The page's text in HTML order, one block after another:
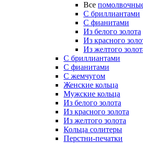
Все
С бриллиантами
С фианитами
Из белого золота
Из красного
Из желтого
С бриллиантами
С фианитами
С жемчугом
Женские кольца
Мужские кольца
Из белого золота
Из красного золота
Из желтого золота
Кольца солитеры
Перстни-печатки